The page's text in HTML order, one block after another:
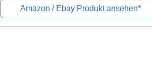
10*P80, 10*P120, 10*P180, 10*P240 für...
Amazon / Ebay Produkt ansehen*